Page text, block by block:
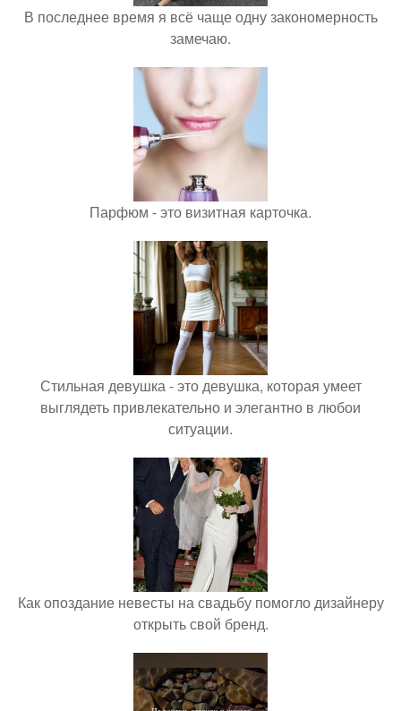
В последнее время я всё чаще одну закономерность
замечаю.
Парфюм - это визитная карточка.
Стильная девушка - это девушка, которая умеет
выглядеть привлекательно и элегантно в любои
ситуации.
Как опоздание невесты на свадьбу помогло дизайнеру
открыть свой бренд.